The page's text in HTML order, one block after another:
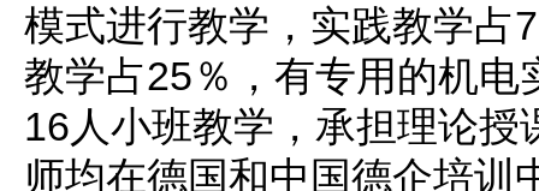
模式进行教学，实践教学占
教学占25％，有专用的机电
16人小班教学，承担理论授
师均在德国和中国德企培训